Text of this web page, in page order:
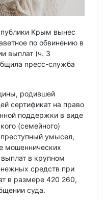
Крым вынес
по обвинению в
выплат (ч. 3
пресс-служба
родившей
сертификат на право
поддержки в виде
(семейного)
умысел,
мошеннических
в крупном
средств при
в размере 420 260,
суда.